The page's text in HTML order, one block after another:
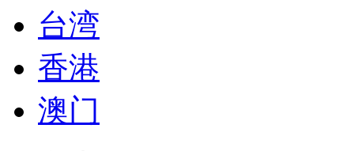
台湾
香港
澳门